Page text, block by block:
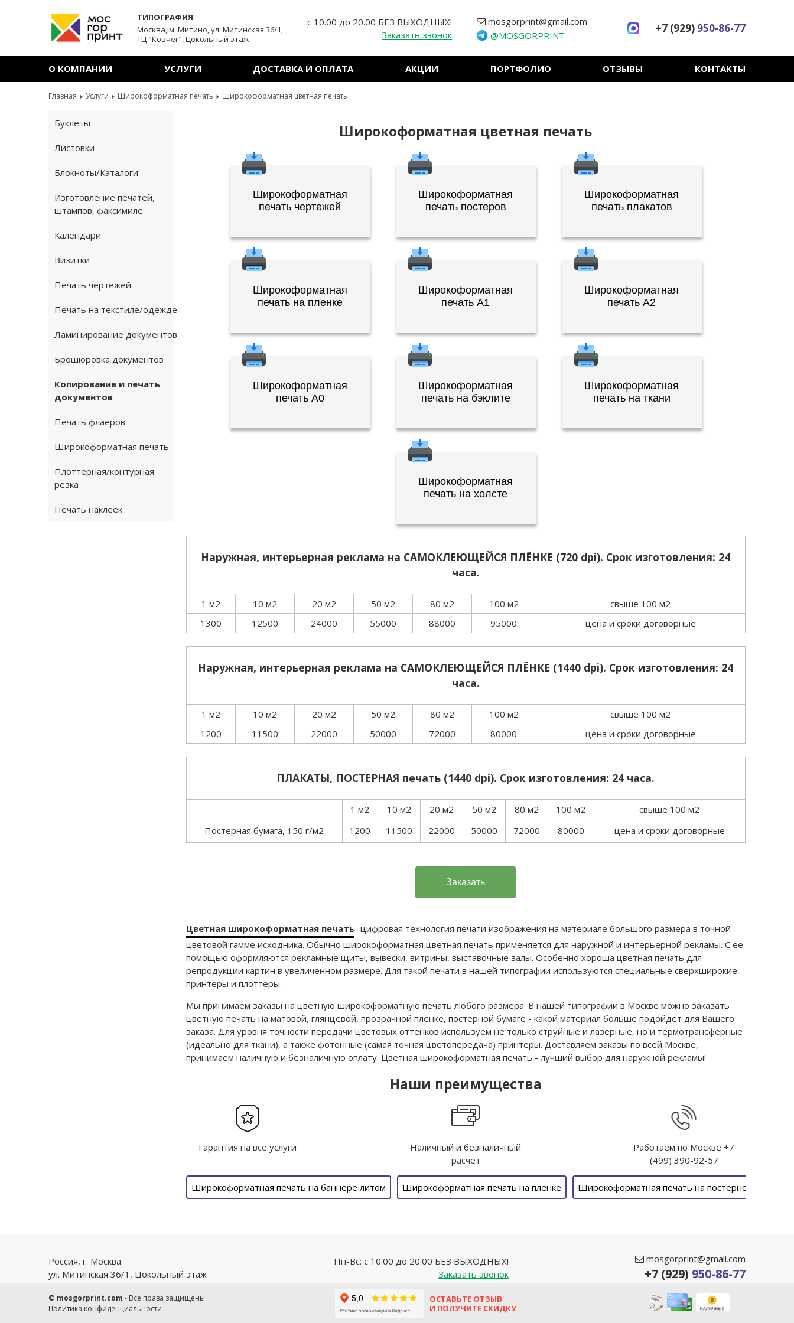
ТИПОГРАФИЯ
Москва, м. Митино, ул. Митинская 36/1,
ТЦ "Ковчег", Цокольный этаж
с 10.00 до 20.00 БЕЗ ВЫХОДНЫХ!
Заказать звонок
mosgorprint@gmail.com
@MOSGORPRINT
+7 (929) 950-86-77
О КОМПАНИИ УСЛУГИ ДОСТАВКА И ОПЛАТА АКЦИИ ПОРТФОЛИО ОТЗЫВЫ КОНТАКТЫ
Главная Услуги Широкоформатная печать Широкоформатная цветная печать
Буклеты
Листовки
Блокноты/Каталоги
Изготовление печатей,
штампов, факсимиле
Календари
Визитки
Печать чертежей
Печать на текстиле/одежде
Ламинирование документов
Брошюровка документов
Копирование и печать
документов
Печать флаеров
Широкоформатная печать
Плоттерная/контурная
резка
Печать наклеек
Широкоформатная цветная печать
Широкоформатная
печать чертежей
Широкоформатная
печать постеров
Широкоформатная
печать плакатов
Широкоформатная
печать на пленке
Широкоформатная
печать А1
Широкоформатная
печать А2
Широкоформатная
печать А0
Широкоформатная
печать на бэклите
Широкоформатная
печать на ткани
Широкоформатная
печать на холсте
Наружная, интерьерная реклама на САМОКЛЕЮЩЕЙСЯ ПЛЁНКЕ (720 dpi). Срок изготовления: 24
часа.
1 м2 10 м2 20 м2 50 м2 80 м2 100 м2
свыше 100 м2
1300
12500 24000 55000 88000 95000 цена и сроки договорные
Наружная, интерьерная реклама на САМОКЛЕЮЩЕЙСЯ ПЛЁНКЕ (1440 dpi). Срок изготовления: 24
часа.
1 м2 10 м2 20 м2 50 м2 80 м2 100 м2
свыше 100 м2
1200
11500 22000 50000 72000 80000 цена и сроки договорные
ПЛАКАТЫ, ПОСТЕРНАЯ печать (1440 dpi). Срок изготовления: 24 часа.
1 м2 10 м2 20 м2 50 м2 80 м2 100 м2
свыше 100 м2
Постерная бумага, 150 г/м2
1200 11500 22000 50000 72000 80000 цена и сроки договорные
Цветная широкоформатная печать- цифровая технология печати изображения на материале большого размера в точной
цветовой гамме исходника. Обычно широкоформатная цветная печать применяется для наружной и интерьерной рекламы. С ее
помощью оформляются рекламные щиты, вывески, витрины, выставочные залы. Особенно хороша цветная печать для
репродукции картин в увеличенном размере. Для такой печати в нашей типографии используются специальные сверхширокие
принтеры и плоттеры.
Мы принимаем заказы на цветную широкоформатную печать любого размера. В нашей типографии в Москве можно заказать
цветную печать на матовой, глянцевой, прозрачной пленке, постерной бумаге - какой материал больше подойдет для Вашего
заказа. Для уровня точности передачи цветовых оттенков используем не только струйные и лазерные, но и термотрансферные
(идеально для ткани), а также фотонные (самая точная цветопередача) принтеры. Доставляем заказы по всей Москве,
принимаем наличную и безналичную оплату. Цветная широкоформатная печать - лучший выбор для наружной рекламы!
Наши преимущества
Гарантия на все услуги
Наличный и безналичный
расчет
Работаем по Москве+7
(499) 390-92-57
Широкоформатная печать на баннере литом Широкоформатная печать на пленке Широкоформатная печать на постерной бумаге
Россия, г. Москва
ул. Митинская 36/1, Цокольный этаж
Пн-Вс: с 10.00 до 20.00 БЕЗ ВЫХОДНЫХ!
Заказать звонок
mosgorprint@gmail.com
+7 (929) 950-86-77
© mosgorprint.com - Все права защищены
Политика конфиденциальности
ОСТАВЬТЕ ОТЗЫВ
И ПОЛУЧИТЕ СКИДКУ